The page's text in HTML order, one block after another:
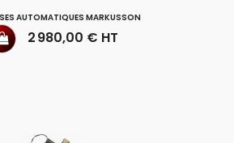
AUTOMATIQUES MARKUSSON
Prix
2 980,00 € HT